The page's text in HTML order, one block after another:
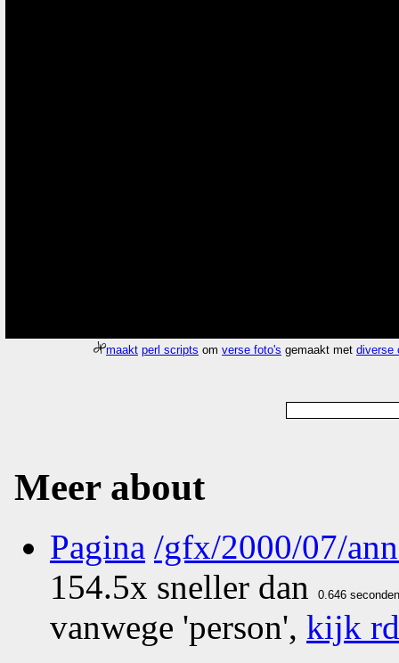
maakt perl scripts omverse foto's gemaakt metdiverse
Meer about
Pagina /gfx/2000/07/
154.5x sneller dan
vanwege 'person', kijk